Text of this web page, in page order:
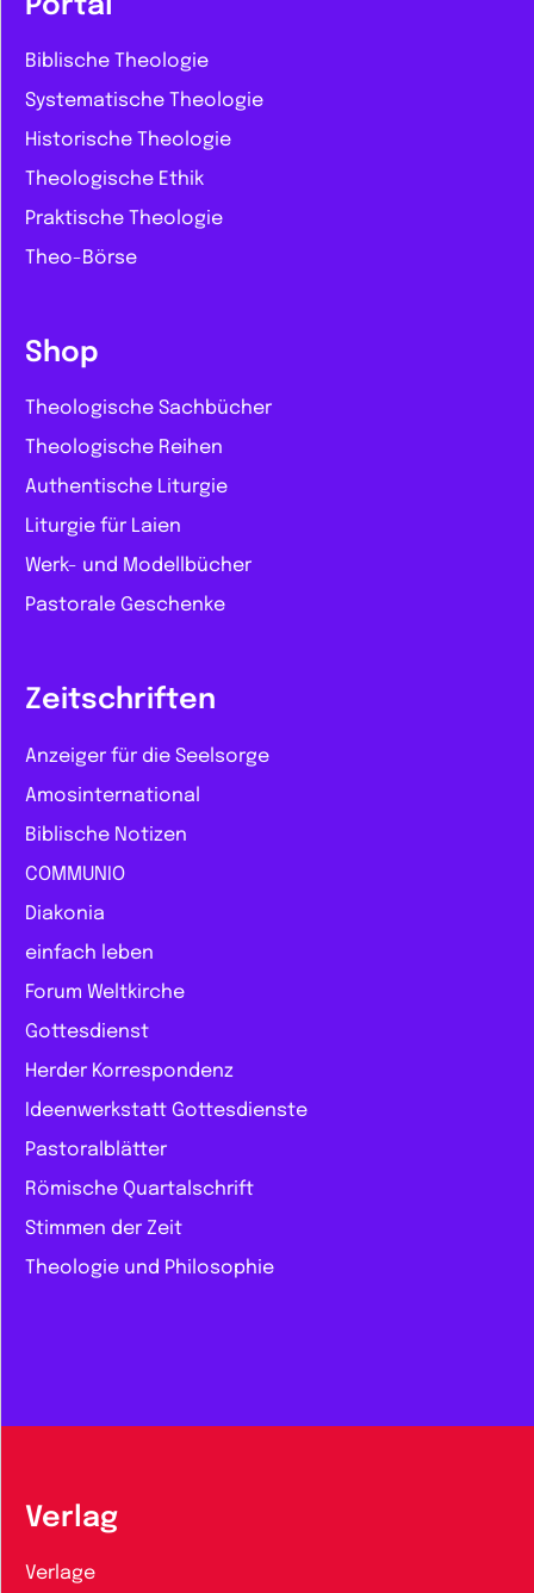
Portal
Biblische Theologie
Systematische Theologie
Historische Theologie
Theologische Ethik
Praktische Theologie
Theo-Börse
Shop
Theologische Sachbücher
Theologische Reihen
Authentische Liturgie
Liturgie für Laien
Werk- und Modellbücher
Pastorale Geschenke
Zeitschriften
Anzeiger für die Seelsorge
Amosinternational
Biblische Notizen
COMMUNIO
Diakonia
einfach leben
Forum Weltkirche
Gottesdienst
Herder Korrespondenz
Ideenwerkstatt Gottesdienste
Pastoralblätter
Römische Quartalschrift
Stimmen der Zeit
Theologie und Philosophie
Verlag
Verlage